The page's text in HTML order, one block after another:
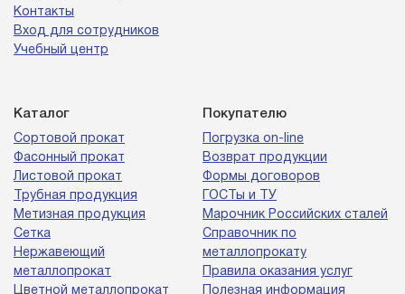
Контакты
Вход для сотрудников
Учебный центр
Каталог
Сортовой прокат
Фасонный прокат
Листовой прокат
Трубная продукция
Метизная продукция
Сетка
Нержавеющий
металлопрокат
Цветной металлопрокат
Покупателю
Погрузка on-line
Возврат продукции
Формы договоров
ГОСТы и ТУ
Марочник Российских сталей
Справочник по
металлопрокату
Правила оказания услуг
Полезная информация